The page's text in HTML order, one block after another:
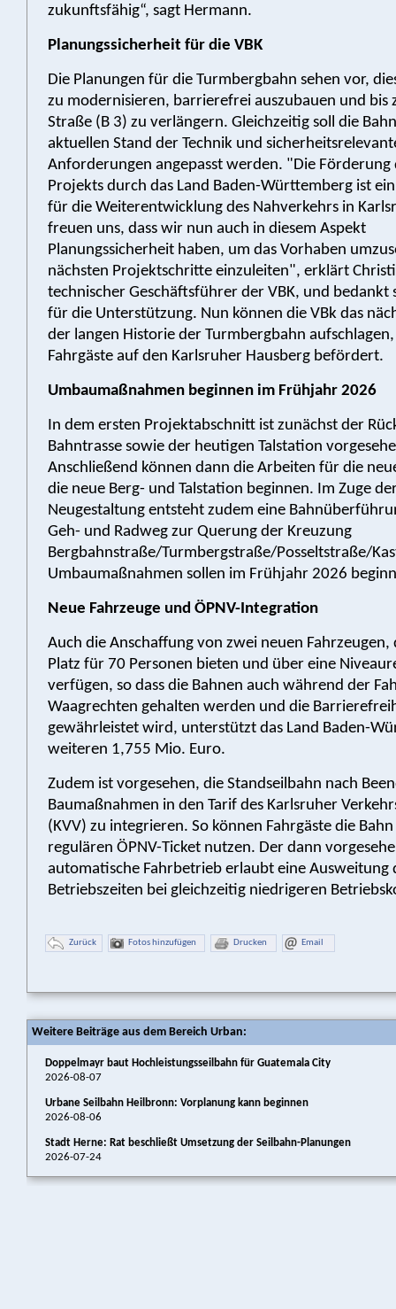
zukunftsfähig“, sagt Hermann.
Planungssicherheit für die VBK
Die Planungen für die Turmbergbahn sehen vor,
zu modernisieren, barrierefrei auszubauen und bis
Straße (B 3) zu verlängern. Gleichzeitig soll die
aktuellen Stand der Technik und
Anforderungen angepasst werden. "Die Förderung
Projekts durch das Land Baden-Württemberg ist
für die Weiterentwicklung des Nahverkehrs in
freuen uns, dass wir nun auch in diesem Aspekt
Planungssicherheit haben, um das Vorhaben
nächsten Projektschritte einzuleiten", erklärt
technischer Geschäftsführer der VBK, und bedankt
für die Unterstützung. Nun können die VBk das
der langen Historie der Turmbergbahn
Fahrgäste auf den Karlsruher Hausberg befördert.
Umbaumaßnahmen beginnen im Frühjahr 2026
In dem ersten Projektabschnitt ist zunächst der
Bahntrasse sowie der heutigen Talstation
Anschließend können dann die Arbeiten für die
die neue Berg- und Talstation beginnen. Im Zuge
Neugestaltung entsteht zudem eine
Geh- und Radweg zur Querung der Kreuzung
Bergbahnstraße/Turmbergstraße/Posseltstraße/
Umbaumaßnahmen sollen im Frühjahr 2026
Neue Fahrzeuge und ÖPNV-Integration
Auch die Anschaffung von zwei neuen Fahrzeugen,
Platz für 70 Personen bieten und über eine
verfügen, so dass die Bahnen auch während der
Waagrechten gehalten werden und die
gewährleistet wird, unterstützt das Land Baden-
weiteren 1,755 Mio. Euro.
Zudem ist vorgesehen, die Standseilbahn nach
Baumaßnahmen in den Tarif des Karlsruher
(KVV) zu integrieren. So können Fahrgäste die
regulären ÖPNV-Ticket nutzen. Der dann
automatische Fahrbetrieb erlaubt eine Ausweitung
Betriebszeiten bei gleichzeitig niedrigeren
Zurück Fotos hinzufügen Drucken Email
Weitere Beiträge aus dem Bereich Urban:
Doppelmayr baut Hochleistungsseilbahn für Guatemala City
2026-08-07
Urbane Seilbahn Heilbronn: Vorplanung kann beginnen
2026-08-06
Stadt Herne: Rat beschließt Umsetzung der Seilbahn-Planungen
2026-07-24